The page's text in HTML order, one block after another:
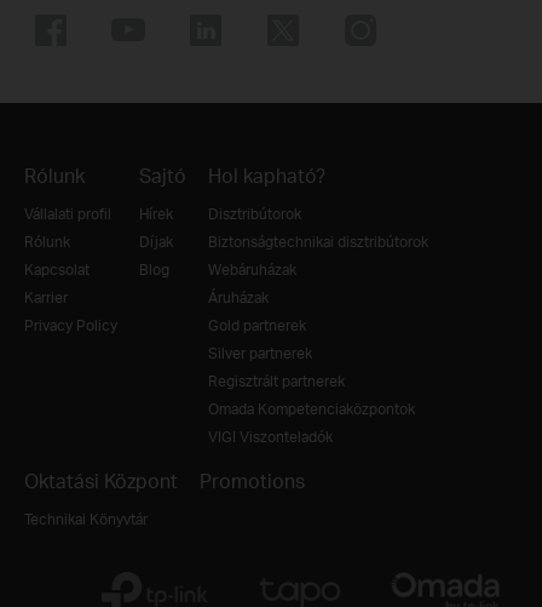
Rólunk
Vállalati profil
Rólunk
Kapcsolat
Karrier
Privacy Policy
Sajtó
Hírek
Díjak
Blog
Hol kapható?
Disztribútorok
Biztonságtechnikai disztribútorok
Webáruházak
Áruházak
Gold partnerek
Silver partnerek
Regisztrált partnerek
Omada Kompetenciaközpontok
VIGI Viszonteladók
Oktatási Központ
Technikai Könyvtár
Promotions